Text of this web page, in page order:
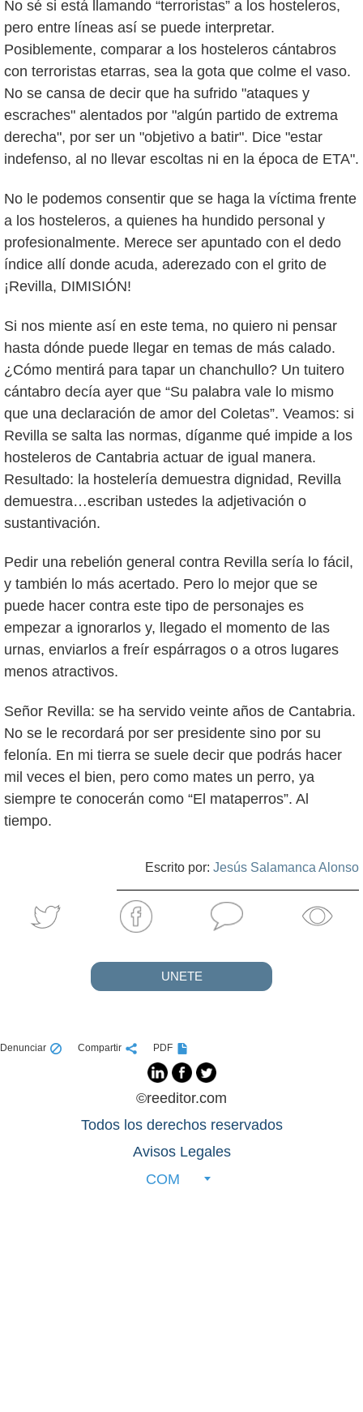
No sé si está llamando “terroristas” a los hosteleros,
pero entre líneas así se puede interpretar.
Posiblemente, comparar a los hosteleros cántabros
con terroristas etarras, sea la gota que colme el vaso.
No se cansa de decir que ha sufrido "ataques y
escraches" alentados por "algún partido de extrema
derecha", por ser un "objetivo a batir". Dice "estar
indefenso, al no llevar escoltas ni en la época de ETA".
No le podemos consentir que se haga la víctima frente
a los hosteleros, a quienes ha hundido personal y
profesionalmente. Merece ser apuntado con el dedo
índice allí donde acuda, aderezado con el grito de
¡Revilla, DIMISIÓN!
Si nos miente así en este tema, no quiero ni pensar
hasta dónde puede llegar en temas de más calado.
¿Cómo mentirá para tapar un chanchullo? Un tuitero
cántabro decía ayer que “Su palabra vale lo mismo
que una declaración de amor del Coletas”. Veamos: si
Revilla se salta las normas, díganme qué impide a los
hosteleros de Cantabria actuar de igual manera.
Resultado: la hostelería demuestra dignidad, Revilla
demuestra…escriban ustedes la adjetivación o
sustantivación.
Pedir una rebelión general contra Revilla sería lo fácil,
y también lo más acertado. Pero lo mejor que se
puede hacer contra este tipo de personajes es
empezar a ignorarlos y, llegado el momento de las
urnas, enviarlos a freír espárragos o a otros lugares
menos atractivos.
Señor Revilla: se ha servido veinte años de Cantabria.
No se le recordará por ser presidente sino por su
felonía. En mi tierra se suele decir que podrás hacer
mil veces el bien, pero como mates un perro, ya
siempre te conocerán como “El mataperros”. Al
tiempo.
Escrito por: Jesús Salamanca Alonso
UNETE
Denunciar Compartir PDF
©reeditor.com
Todos los derechos reservados
Avisos Legales